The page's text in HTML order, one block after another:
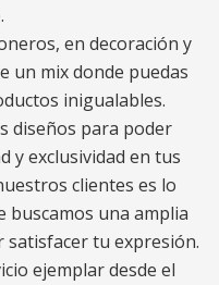
en decoración y
un mix donde puedas
inigualables.
diseños para poder
y exclusividad en tus
clientes es lo
una amplia
satisfacer tu expresión.
ejemplar desde el